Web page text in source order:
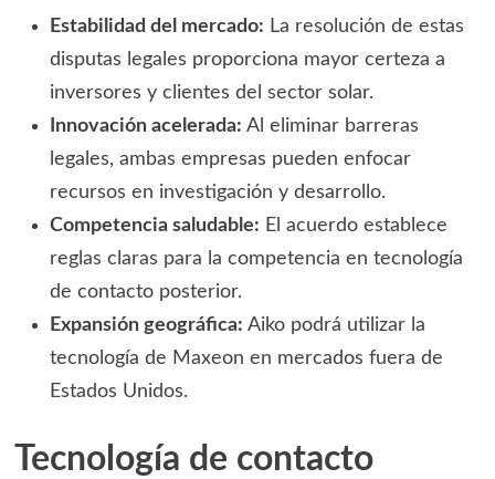
Estabilidad del mercado: La resolución de estas
disputas legales proporciona mayor certeza a
inversores y clientes del sector solar.
Innovación acelerada: Al eliminar barreras
legales, ambas empresas pueden enfocar
recursos en investigación y desarrollo.
Competencia saludable: El acuerdo establece
reglas claras para la competencia en tecnología
de contacto posterior.
Expansión geográfica: Aiko podrá utilizar la
tecnología de Maxeon en mercados fuera de
Estados Unidos.
Tecnología de contacto